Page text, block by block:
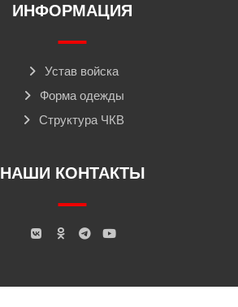
ИНФОРМАЦИЯ
Устав войска
Форма одежды
Структура ЧКВ
НАШИ КОНТАКТЫ